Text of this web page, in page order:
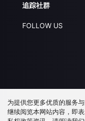
追踪社群
FOLLOW US
下载 APP
为提供您更多优质的服务
继续阅览本网站内容，即